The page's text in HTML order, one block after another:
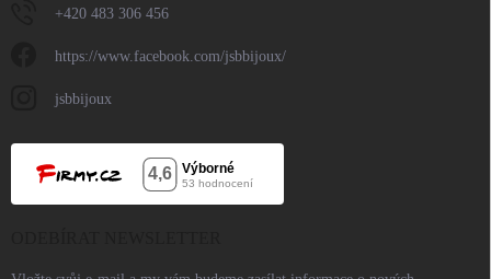
+420 483 306 456
https://www.facebook.com/jsbbijoux/
jsbbijoux